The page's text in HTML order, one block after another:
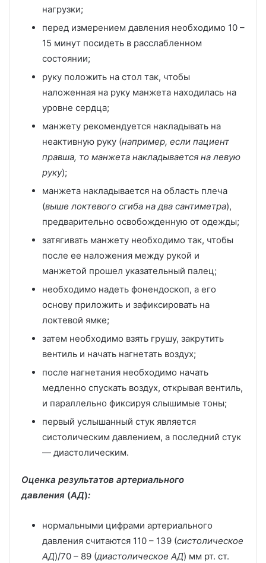
нагрузки;
перед измерением давления необходимо 10 –
15 минут посидеть в расслабленном
состоянии;
руку положить на стол так, чтобы
наложенная на руку манжета находилась на
уровне сердца;
манжету рекомендуется накладывать на
неактивную руку (например, если пациент
правша, то манжета накладывается на левую
руку);
манжета накладывается на область плеча
(выше локтевого сгиба на два сантиметра),
предварительно освобожденную от одежды;
затягивать манжету необходимо так, чтобы
после ее наложения между рукой и
манжетой прошел указательный палец;
необходимо надеть фонендоскоп, а его
основу приложить и зафиксировать на
локтевой ямке;
затем необходимо взять грушу, закрутить
вентиль и начать нагнетать воздух;
после нагнетания необходимо начать
медленно спускать воздух, открывая вентиль,
и параллельно фиксируя слышимые тоны;
первый услышанный стук является
систолическим давлением, а последний стук
— диастолическим.
Оценка результатов артериального
давления (АД):
нормальными цифрами артериального
давления считаются 110 – 139 (систолическое
АД)/70 – 89 (диастолическое АД) мм рт. ст.